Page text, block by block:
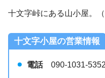
十文字峠にある山小屋。（
十文字小屋の営業情報
電話090-1031-5352